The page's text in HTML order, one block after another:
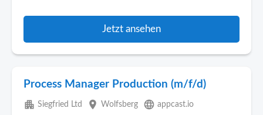
Jetzt ansehen
Process Manager Production (m/f/d)
apartment Siegfried Ltd place Wolfsberg language appcast.io